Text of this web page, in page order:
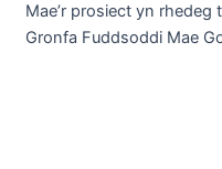
Mae’r prosiect yn rhedeg
Gronfa Fuddsoddi Mae